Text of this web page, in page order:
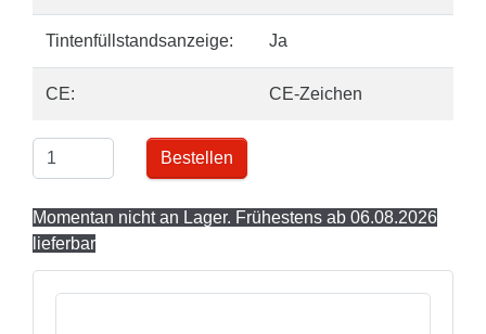
Tintenfüllstandsanzeige: Ja
CE: CE-Zeichen
Bestellen
Momentan nicht an Lager. Frühestens ab 06.08.2026
lieferbar